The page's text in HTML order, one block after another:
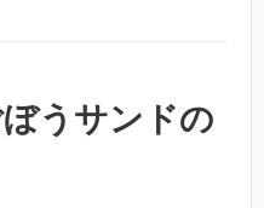
ぼうサンドの